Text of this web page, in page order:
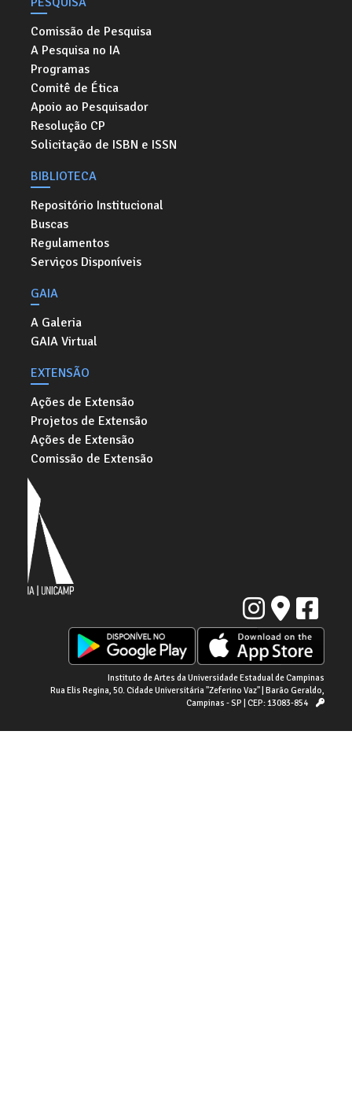
Comissão de Pesquisa
A Pesquisa no IA
Programas
Comitê de Ética
Apoio ao Pesquisador
Resolução CP
Solicitação de ISBN e ISSN
BIBLIOTECA
Repositório Institucional
Buscas
Regulamentos
Serviços Disponíveis
GAIA
A Galeria
GAIA Virtual
EXTENSÃO
Ações de Extensão
Projetos de Extensão
Ações de Extensão
Comissão de Extensão
Instituto de Artes da Universidade Estadual de Campinas
Rua Elis Regina, 50. Cidade Universitária "Zeferino Vaz" | Barão Geraldo,
Campinas - SP | CEP: 13083-854